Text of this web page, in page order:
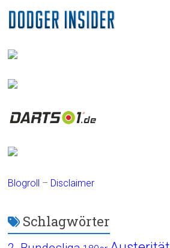
Blogroll – Disclaimer
Schlagwörter